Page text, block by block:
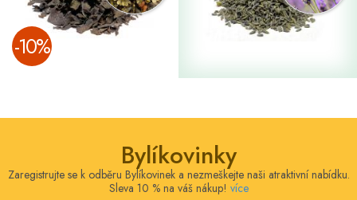
­-10%
Bylíkovinky
Zaregistrujte se k odběru Bylíkovinek a nezmeškejte naši atraktivní nabídku.
Sleva 10 % na váš nákup! více